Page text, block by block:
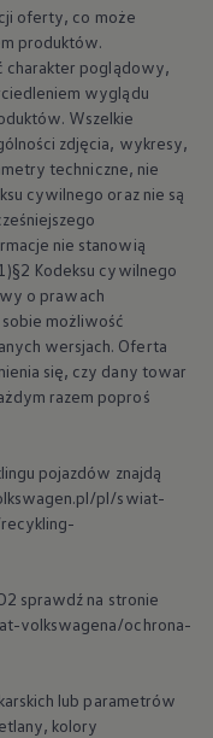
oferty, co może
produktów.
charakter poglądowy,
wyglądu
Wszelkie
zdjęcia, wykresy,
techniczne, nie
cywilnego oraz nie są
nie stanowią
Kodeksu cywilnego
o prawach
sobie możliwość
wersjach. Oferta
się, czy dany towar
razem poproś
pojazdów znajdą
pl/swiat-
sprawdź na stronie
volkswagena/ochrona-
lub parametrów
kolory